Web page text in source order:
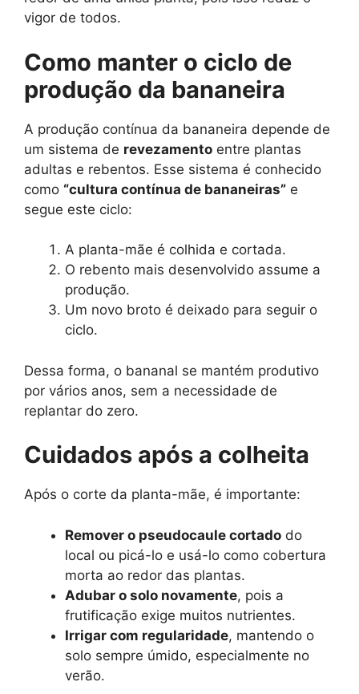
vigor de todos.
Como manter o ciclo de
produção da bananeira
A produção contínua da bananeira depende de
um sistema de revezamento entre plantas
adultas e rebentos. Esse sistema é conhecido
como “cultura contínua de bananeiras” e
segue este ciclo:
A planta-mãe é colhida e cortada.
O rebento mais desenvolvido assume a
produção.
Um novo broto é deixado para seguir o
ciclo.
Dessa forma, o bananal se mantém produtivo
por vários anos, sem a necessidade de
replantar do zero.
Cuidados após a colheita
Após o corte da planta-mãe, é importante:
Remover o pseudocaule cortado do
local ou picá-lo e usá-lo como cobertura
morta ao redor das plantas.
Adubar o solo novamente, pois a
frutificação exige muitos nutrientes.
Irrigar com regularidade, mantendo o
solo sempre úmido, especialmente no
verão.